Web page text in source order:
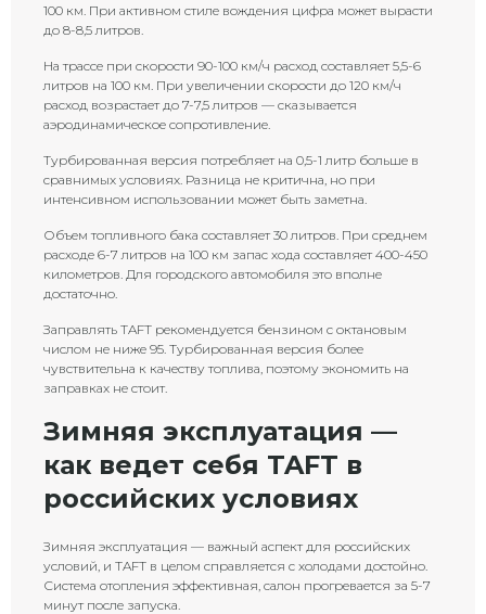
100 км. При активном стиле вождения цифра может вырасти
до 8-8,5 литров.
На трассе при скорости 90-100 км/ч расход составляет 5,5-6
литров на 100 км. При увеличении скорости до 120 км/ч
расход возрастает до 7-7,5 литров — сказывается
аэродинамическое сопротивление.
Турбированная версия потребляет на 0,5-1 литр больше в
сравнимых условиях. Разница не критична, но при
интенсивном использовании может быть заметна.
Объем топливного бака составляет 30 литров. При среднем
расходе 6-7 литров на 100 км запас хода составляет 400-450
километров. Для городского автомобиля это вполне
достаточно.
Заправлять TAFT рекомендуется бензином с октановым
числом не ниже 95. Турбированная версия более
чувствительна к качеству топлива, поэтому экономить на
заправках не стоит.
Зимняя эксплуатация —
как ведет себя TAFT в
российских условиях
Зимняя эксплуатация — важный аспект для российских
условий, и TAFT в целом справляется с холодами достойно.
Система отопления эффективная, салон прогревается за 5-7
минут после запуска.